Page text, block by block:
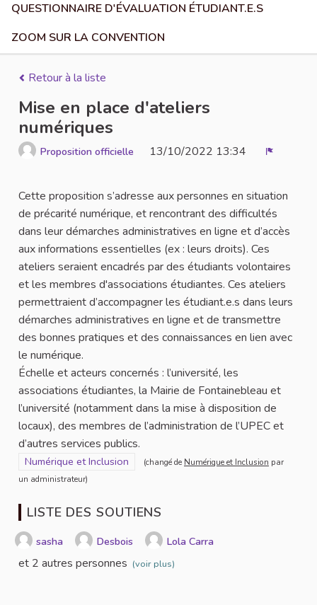
QUESTIONNAIRE D'ÉVALUATION ÉTUDIANT.E.S
ZOOM SUR LA CONVENTION
Retour à la liste
Mise en place d'ateliers
numériques
Proposition officielle 13/10/2022 13:34
Cette proposition s’adresse aux personnes en situation
de précarité numérique, et rencontrant des difficultés
dans leur démarches administratives en ligne et d’accès
aux informations essentielles (ex : leurs droits). Ces
ateliers seraient encadrés par des étudiants volontaires
et les membres d'associations étudiantes. Ces ateliers
permettraient d’accompagner les étudiant.e.s dans leurs
démarches administratives en ligne et de transmettre
des bonnes pratiques et des connaissances en lien avec
le numérique.
Échelle et acteurs concernés : l’université, les
associations étudiantes, la Mairie de Fontainebleau et
l’université (notamment dans la mise à disposition de
locaux), des membres de l’administration de l’UPEC et
d’autres services publics.
Filtrer les résultats pour le secteur : Numérique et Inclusion
Numérique et Inclusion (changé de Numérique et Inclusion par
un administrateur)
LISTE DES SOUTIENS
sasha Desbois Lola Carra
et 2 autres personnes (voir plus)